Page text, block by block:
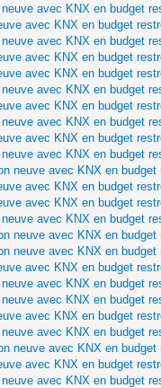
avec KNX en budget
avec KNX en budget
avec KNX en budget
avec KNX en budget
avec KNX en budget
avec KNX en budget
avec KNX en budget
avec KNX en budget
avec KNX en budget
avec KNX en budget
neuve avec KNX en budget
avec KNX en budget
avec KNX en budget
avec KNX en budget
neuve avec KNX en budget
neuve avec KNX en budget
avec KNX en budget
avec KNX en budget
avec KNX en budget
avec KNX en budget
avec KNX en budget
neuve avec KNX en budget
avec KNX en budget
avec KNX en budget